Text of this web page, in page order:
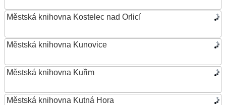
Městská knihovna Kostelec nad Orlicí
Městská knihovna Kunovice
Městská knihovna Kuřim
Městská knihovna Kutná Hora